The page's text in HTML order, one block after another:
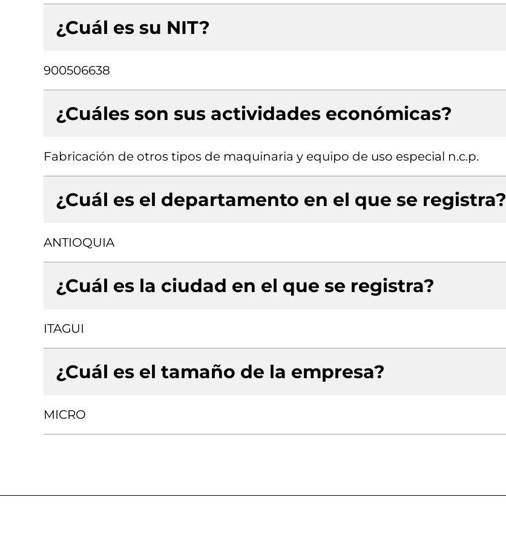
¿Cuál es su NIT?
900506638
¿Cuáles son sus actividades económicas?
Fabricación de otros tipos de maquinaria y equipo de uso especial n.c.p.
¿Cuál es el departamento en el que se registra?
ANTIOQUIA
¿Cuál es la ciudad en el que se registra?
ITAGUI
¿Cuál es el tamaño de la empresa?
MICRO